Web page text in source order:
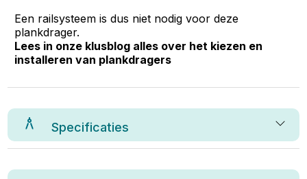
Een railsysteem is dus niet nodig voor deze
plankdrager.
Lees in onze klusblog alles over het kiezen en
installeren van plankdragers
Specificaties